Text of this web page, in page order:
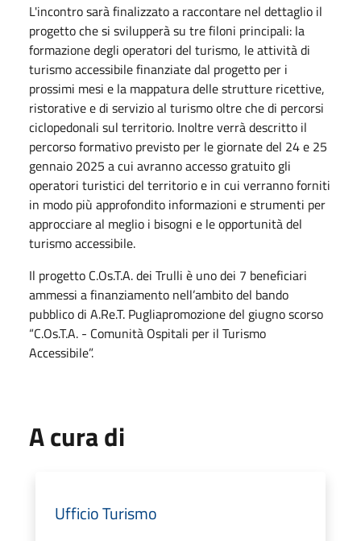
L'incontro sarà finalizzato a raccontare nel dettaglio il
progetto che si svilupperà su tre filoni principali: la
formazione degli operatori del turismo, ⁠le attività di
turismo accessibile finanziate dal progetto per i
prossimi mesi e ⁠la mappatura delle strutture ricettive,
ristorative e di servizio al turismo oltre che di percorsi
ciclopedonali sul territorio. Inoltre verrà descritto il
percorso formativo previsto per le giornate del 24 e 25
gennaio 2025 a cui avranno accesso gratuito gli
operatori turistici del territorio e in cui verranno forniti
in modo più approfondito informazioni e strumenti per
approcciare al meglio i bisogni e le opportunità del
turismo accessibile.
Il progetto C.Os.T.A. dei Trulli è uno dei 7 beneficiari
ammessi a finanziamento nell’ambito del bando
pubblico di A.Re.T. Pugliapromozione del giugno scorso
“C.Os.T.A. - Comunità Ospitali per il Turismo
Accessibile”.
A cura di
Ufficio Turismo